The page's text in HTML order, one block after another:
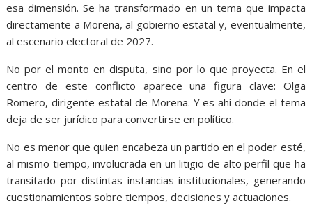
esa dimensión. Se ha transformado en un tema que impacta
directamente a Morena, al gobierno estatal y, eventualmente,
al escenario electoral de 2027.
No por el monto en disputa, sino por lo que proyecta. En el
centro de este conflicto aparece una figura clave: Olga
Romero, dirigente estatal de Morena. Y es ahí donde el tema
deja de ser jurídico para convertirse en político.
No es menor que quien encabeza un partido en el poder esté,
al mismo tiempo, involucrada en un litigio de alto perfil que ha
transitado por distintas instancias institucionales, generando
cuestionamientos sobre tiempos, decisiones y actuaciones.